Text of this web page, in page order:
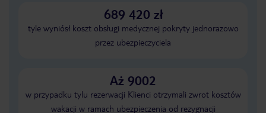
689 420 zł
tyle wyniósł koszt obsługi medycznej pokryty jednorazowo
przez ubezpieczyciela
Aż 9002
w przypadku tylu rezerwacji Klienci otrzymali zwrot kosztów
wakacji w ramach ubezpieczenia od rezygnacji